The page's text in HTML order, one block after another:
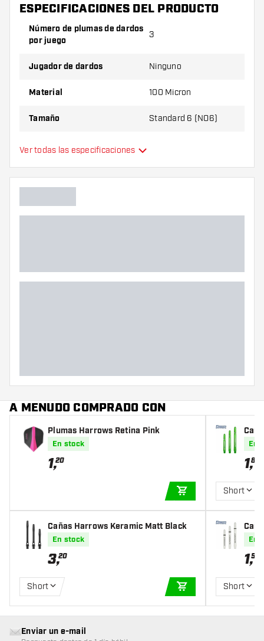
Prueba una forma, un material o un grosor
diferente de plumas para descubrir qué
ESPECIFICACIONES DEL PRODUCTO
Número de plumas de dardos
por juego
3
Jugador de dardos Ninguno
Material 100 Micron
Tamaño Standard 6 (NO6)
Tipo
Flexibilidad
Ver todas las especificaciones
A MENUDO COMPRADO CON
Plumas Harrows Retina Pink
En stock
1,20
AÑADIR A LA
Cañas Harrows Keramic Matt Black
En stock
3,20
Short
AÑADIR A LA
En
1,80
Short
En
1,50
Short
Enviar un e-mail